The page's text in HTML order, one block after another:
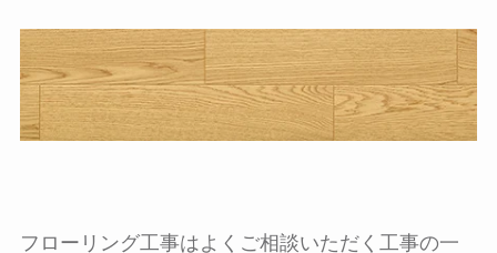
フローリング工事はよくご相談いただく工事の一